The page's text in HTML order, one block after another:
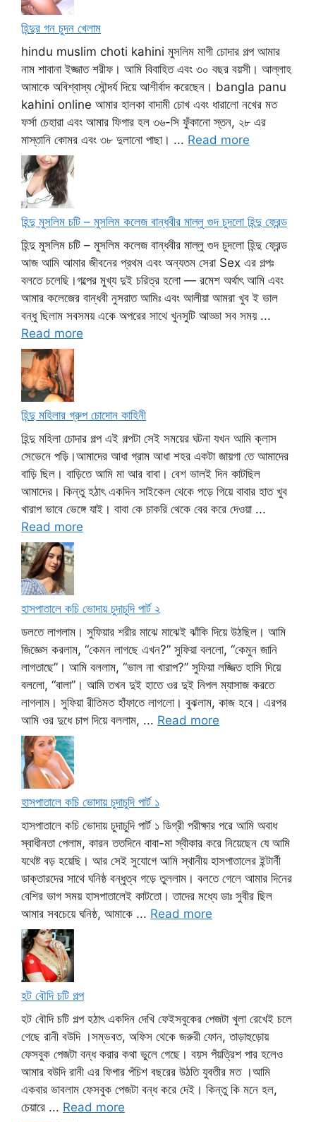
হিন্দুর গন চুদন খেলাম
hindu muslim choti kahini মুসলিম মাগী চোদার গল্প আমার
নাম শাবানা ইজ্জাত শরীফ। আমি বিবাহিত এবং ৩০ বছর বয়সী। আল্লাহ
আমাকে অবিশ্বাস্য সৌন্দর্য দিয়ে আশীর্বাদ করেছেন। bangla panu
kahini online আমার হালকা বাদামী চোখ এবং ধারালো নখের মত
ফর্সা চেহারা এবং আমার ফিগার হল ৩৬-সি ফুঁকানো স্তন, ২৮ এর
মাস্তানি কোমর এবং ৩৮ দুলানো পাছা। ... Read more
হিন্দু মুসলিম চটি – মুসলিম কলেজ বান্ধবীর মাল্লু গুদ চুদলো হিন্দু ফ্রেন্ড
হিন্দু মুসলিম চটি – মুসলিম কলেজ বান্ধবীর মাল্লু গুদ চুদলো হিন্দু ফ্রেন্ড
আজ আমি আমার জীবনের প্রথম এবং অন্যতম সেরা Sex এর গল্পঃ
বলতে চলেছি।গল্পের মুখ্য দুই চরিত্র হলো — রমেশ অর্থাৎ আমি এবং
আমার কলেজের বান্ধবী নুসরাত আমিঃ এবং আলীয়া আমরা খুব ই ভাল
বন্ধু ছিলাম সবসময় একে অপরের সাথে খুনসুটি আড্ডা সব সময় ...
Read more
হিন্দু মহিলার গ্রুপ চোদোন কাহিনী
হিন্দু মহিলা চোদার গল্প এই গল্পটা সেই সময়ের ঘটনা যখন আমি ক্লাস
সেভেনে পড়ি।আমাদের আধা গ্রাম আধা শহর একটা জায়গা তে আমাদের
বাড়ি ছিল। বাড়িতে আমি মা আর বাবা। বেশ ভালই দিন কাটছিল
আমাদের। কিন্তু হঠাৎ একদিন সাইকেল থেকে পড়ে গিয়ে বাবার হাত খুব
খারাপ ভাবে ভেঙ্গে যাই। বাবা কে চাকরি থেকে বের করে দেওয়া ...
Read more
হাসপাতালে কচি ভোদায় চুদাচুদি পার্ট ২
ডলতে লাগলাম। সুফিয়ার শরীর মাঝে মাঝেই ঝাঁকি দিয়ে উঠছিল। আমি
জিজ্ঞেস করলাম, “কেমন লাগছে এখন?” সুফিয়া বললো, “কেমুন জানি
লাগতাছে”। আমি বললাম, “ভাল না খারাপ?” সুফিয়া লজ্জিত হাসি দিয়ে
বললো, “বালা”। আমি তখন দুই হাতে ওর দুই নিপল ম্যাসাজ করতে
লাগলাম। সুফিয়া রীতিমত হাঁফাতে লাগলো। বুঝলাম, কাজ হবে। এরপর
আমি ওর দুধে চাপ দিয়ে বললাম, ... Read more
হাসপাতালে কচি ভোদায় চুদাচুদি পার্ট ১
হাসপাতালে কচি ভোদায় চুদাচুদি পার্ট ১ ডিগ্রী পরীক্ষার পরে আমি অবাধ
স্বাধীনতা পেলাম, কারন ততদিনে বাবা-মা স্বীকার করে নিয়েছেন যে আমি
যথেষ্ট বড় হয়েছি। আর সেই সুযোগে আমি স্থানীয় হাসপাতালের ইন্টার্নী
ডাক্তারদের সাথে ঘনিষ্ঠ বন্ধুত্ব গড়ে তুললাম। বলতে গেলে আমার দিনের
বেশির ভাগ সময় হাসপাতালেই কাটতো। তাদের মধ্যে ডাঃ সুবীর ছিল
আমার সবচেয়ে ঘনিষ্ঠ, আমাকে ... Read more
হট বৌদি চটি গল্প
হট বৌদি চটি গল্প হঠাৎ একদিন দেখি ফেইসবুকের পেজটা খুলা রেখেই চলে
গেছে রানী বউদি ।সম্ভবত, অফিস থেকে জরুরী ফোন, তাড়াহুড়োয়
ফেসবুক পেজটা বন্ধ করার কথা ভুলে গেছে। বয়স পঁয়ত্রিশ পার হলেও
আমার বউদি রানী এর ফিগার পঁচিশ বছরের উঠতি যুবতীর মত ।আমি
একবার ভাবলাম ফেসবুক পেজটা বন্ধ করে দেই। কিন্তু কি মনে হল,
চেয়ারে ... Read more